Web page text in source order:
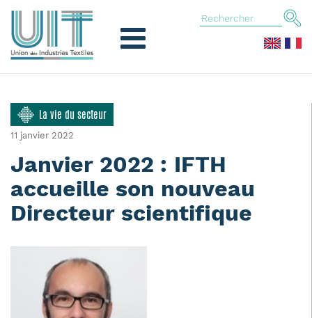
La vie du secteur
11 janvier 2022
Janvier 2022 : IFTH
accueille son nouveau
Directeur scientifique